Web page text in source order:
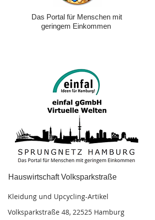
Das Portal für Menschen mit
geringem Einkommen
Hauswirtschaft Volksparkstraße
Kleidung und Upcycling-Artikel
Volksparkstraße 48, 22525 Hamburg